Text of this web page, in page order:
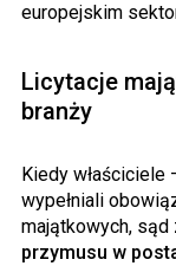
europejskim
Licytacje
branży
Kiedy właściciele
wypełniali
majątkowych, sąd
przymusu w